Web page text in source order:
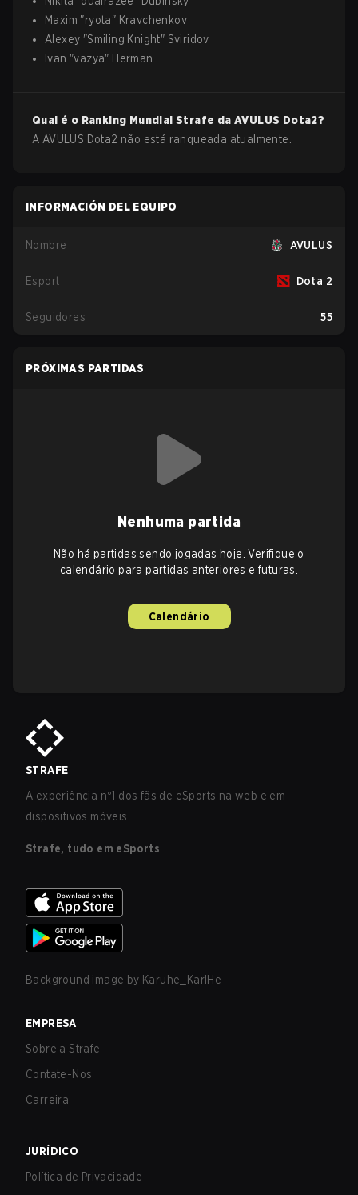
Maxim "ryota" Kravchenkov
Alexey "Smiling Knight" Sviridov
Ivan "vazya" Herman
Qual é o Ranking Mundial Strafe da AVULUS Dota2?
A AVULUS Dota2 não está ranqueada atualmente.
INFORMACIÓN DEL EQUIPO
Nombre AVULUS
Esport Dota 2
Seguidores 55
PRÓXIMAS PARTIDAS
Nenhuma partida
Não há partidas sendo jogadas hoje. Verifique o
calendário para partidas anteriores e futuras.
Calendário
STRAFE
A experiência nº1 dos fãs de eSports na web e em
dispositivos móveis.
Strafe, tudo em eSports
Background image by Karuhe_KarlHe
EMPRESA
Sobre a Strafe
Contate-Nos
Carreira
JURÍDICO
Política de Privacidade